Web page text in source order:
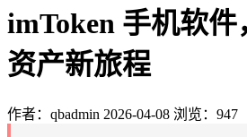
imToken 手机软件
资产新旅程
作者：qbadmin 2026-04-08 浏览：947